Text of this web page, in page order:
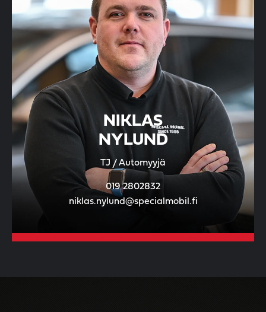
NIKLAS
NYLUND
TJ / Automyyjä
019 2802832
niklas.nylund@specialmobil.fi